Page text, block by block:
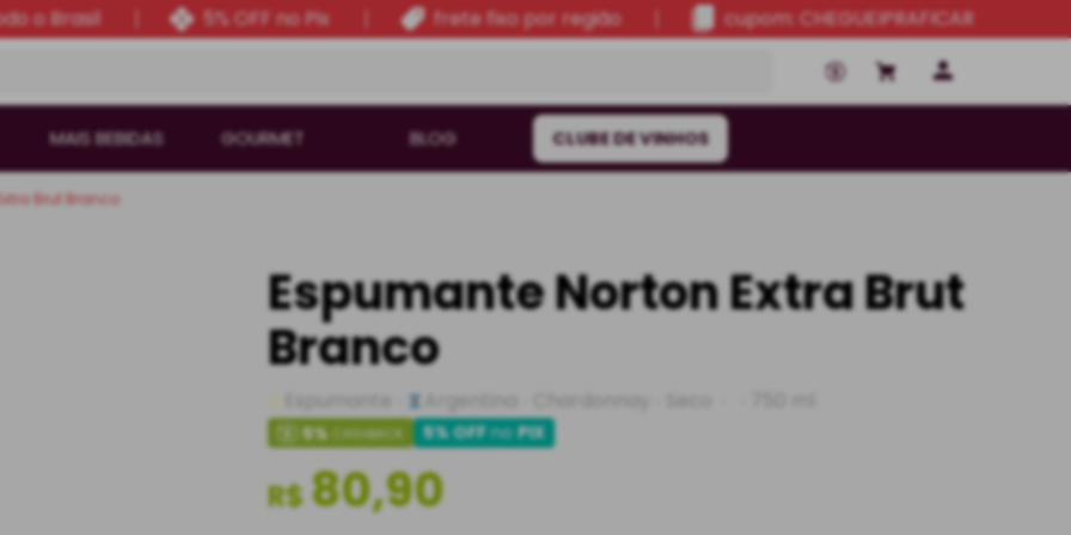
o Brasil 5% OFF no Pix frete fixo por região
cupom: CHEGUEIPRAFICAR
MAIS BEBIDAS GOURMET BLOG CLUBE DE VINHOS
Brut Branco
Espumante Norton Extra Brut
Branco
5% CASHBACK 5% OFFnoPIX
R$80,90